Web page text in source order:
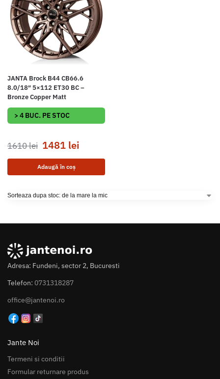
JANTA Brock B44 CB66.6
8.0/18″ 5×112 ET30 BC –
Bronze Copper Matt
> 4 BUC. PE STOC
1610lei 1481 lei
Adaugă în coș
Adresa: Fundeni, sector 2, Bucuresti
Telefon: 0731318287
office@jantenoi.ro
Jante Noi
Termeni si conditii
Formular returnare produs